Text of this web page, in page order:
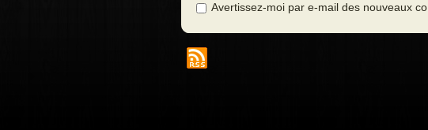
Avertissez-moi par e-mail des nouveaux